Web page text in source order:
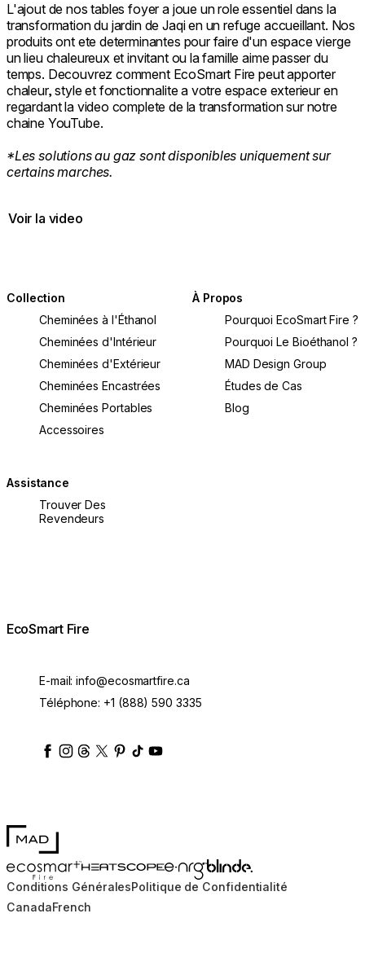
L'ajout de nos tables foyer a joue un role essentiel dans la
transformation du jardin de Jaqi en un refuge accueillant. Nos
produits ont ete determinantes pour faire d'un espace vierge
un lieu chaleureux et invitant ou la famille aime passer du
temps. Decouvrez comment EcoSmart Fire peut apporter
chaleur, style et fonctionnalite a votre espace exterieur en
regardant la video complete de la transformation sur notre
chaine YouTube.
*Les solutions au gaz sont disponibles uniquement sur
certains marches.
Voir la video
Collection
Cheminées à l'Éthanol
Cheminées d'Intérieur
Cheminées d'Extérieur
Cheminées Encastrées
Cheminées Portables
Accessoires
À Propos
Pourquoi EcoSmart Fire ?
Pourquoi Le Bioéthanol ?
MAD Design Group
Études de Cas
Blog
Assistance
Trouver Des
Revendeurs
EcoSmart Fire
E-mail:info@ecosmartfire.ca
Téléphone: +1 (888) 590 3335
ecosmartfire
ecosmartfire
ecosmartfire
ecosmartfire
ecosmartfire
ecosmartfire
ecosmartfires
MAD Design
EcoSmart FireHEATSCOPE® Heaters
e-NRG Bioethanol
Blinde Design
Conditions GénéralesPolitique de Confidentialité
CanadaFrench